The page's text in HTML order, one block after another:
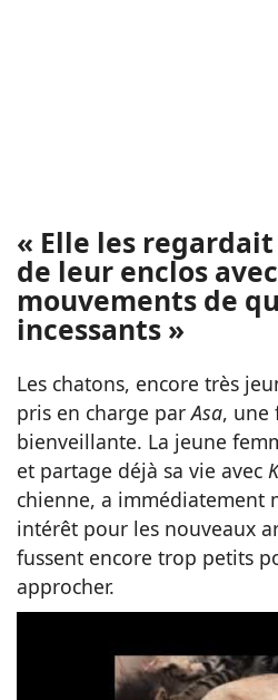
« Elle les
de leur enclos
mouvements de
incessants »
Les chatons, encore très
pris en charge parAsa, une
bienveillante. La jeune
et partage déjà sa vie avec
chienne, a immédiatement
intérêt pour les nouveaux
fussent encore trop petits
approcher.